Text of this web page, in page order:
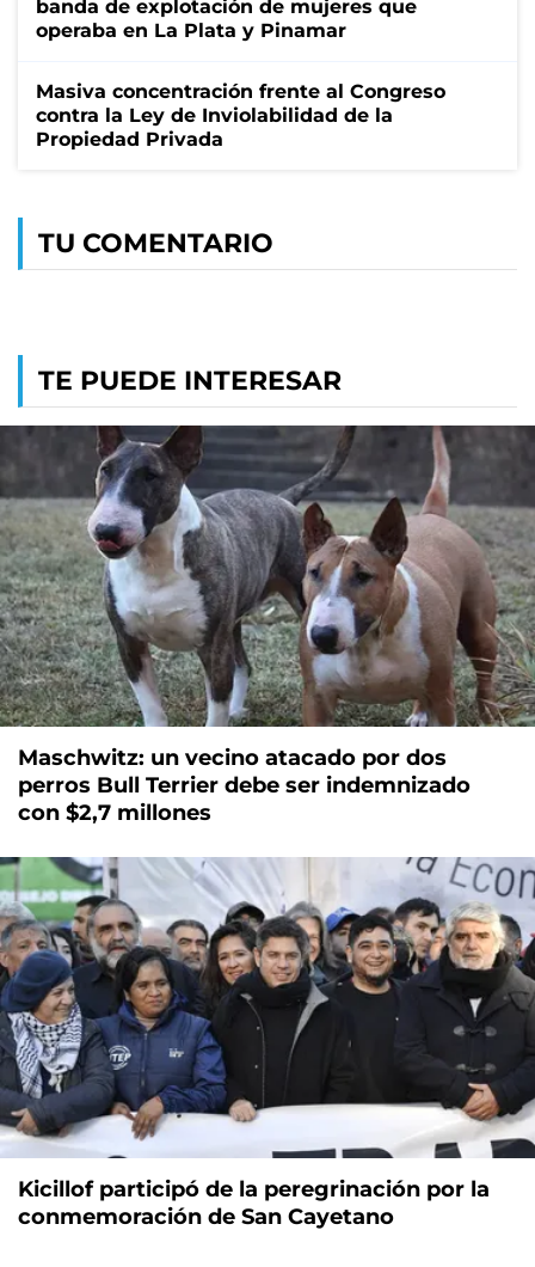
banda de explotación de mujeres que
operaba en La Plata y Pinamar
Masiva concentración frente al Congreso
contra la Ley de Inviolabilidad de la
Propiedad Privada
TU COMENTARIO
TE PUEDE INTERESAR
Maschwitz: un vecino atacado por dos
perros Bull Terrier debe ser indemnizado
con $2,7 millones
Kicillof participó de la peregrinación por la
conmemoración de San Cayetano